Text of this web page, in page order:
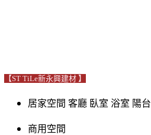
【ST TiLe新永興建材 】
居家空間 客廳 臥室 浴室 陽台
商用空間